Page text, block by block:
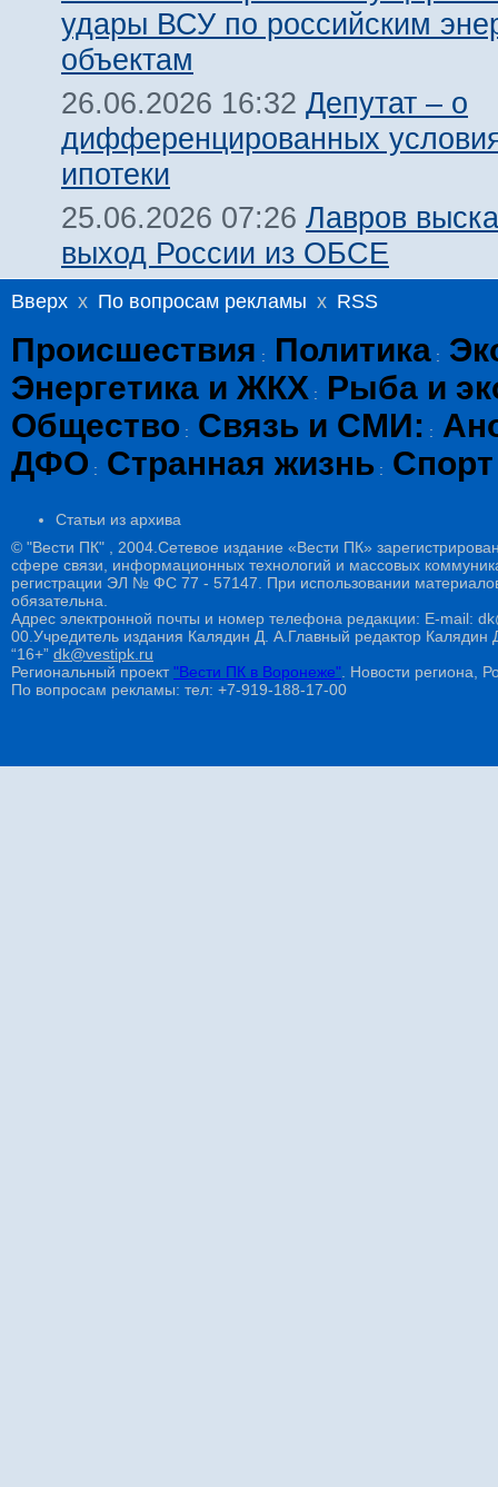
удары ВСУ по российским
объектам
26.06.2026 16:32 Депутат – о
дифференцированных
ипотеки
25.06.2026 07:26 Лавров
выход России из ОБСЕ
Вверх x По вопросам рекламы x RSS
Происшествия : Политика :
Энергетика и ЖКХ :
Рыба и
Общество : Связь и СМИ: :
ДФО : Странная жизнь : Спорт
Статьи из архива
© "Вести ПК" , 2004.Сетевое издание «Вести ПК»
сфере связи, информационных технологий и массовых
регистрации ЭЛ № ФС 77 - 57147. При использовании
обязательна.
Адрес электронной почты и номер телефона редакции: E-mail:
00.Учредитель издания Калядин Д. А.Главный редактор
“16+” dk@vestipk.ru
Региональный проект"Вести ПК в Воронеже" . Новости региона,
По вопросам рекламы: тел: +7-919-188-17-00